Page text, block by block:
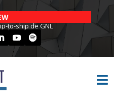
to-ship de GNL
